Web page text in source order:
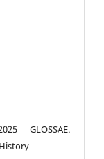
GLOSSAE.